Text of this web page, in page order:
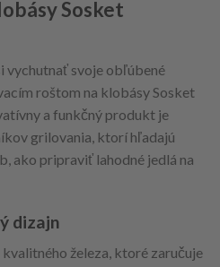
Sosket
vychutnať svoje obľúbené
roštom na klobásy Sosket
a funkčný produkt je
grilovania, ktorí hľadajú
ako pripraviť lahodné jedlá na
dizajn
železa, ktoré zaručuje